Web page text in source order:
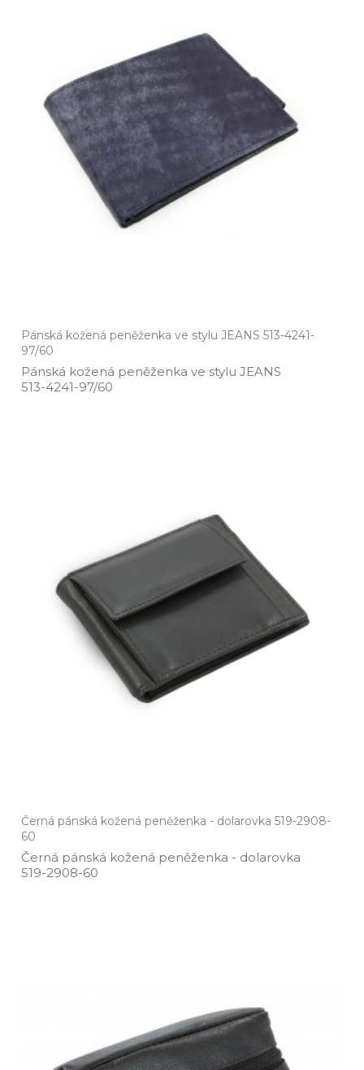
Pánská kožená peněženka ve stylu JEANS 513-4241-
97/60
Pánská kožená peněženka ve stylu JEANS
513­-4241­-97/60
Černá pánská kožená peněženka - dolarovka 519-2908-
60
Černá pánská kožená peněženka ­- dolarovka
519­-2908­-60